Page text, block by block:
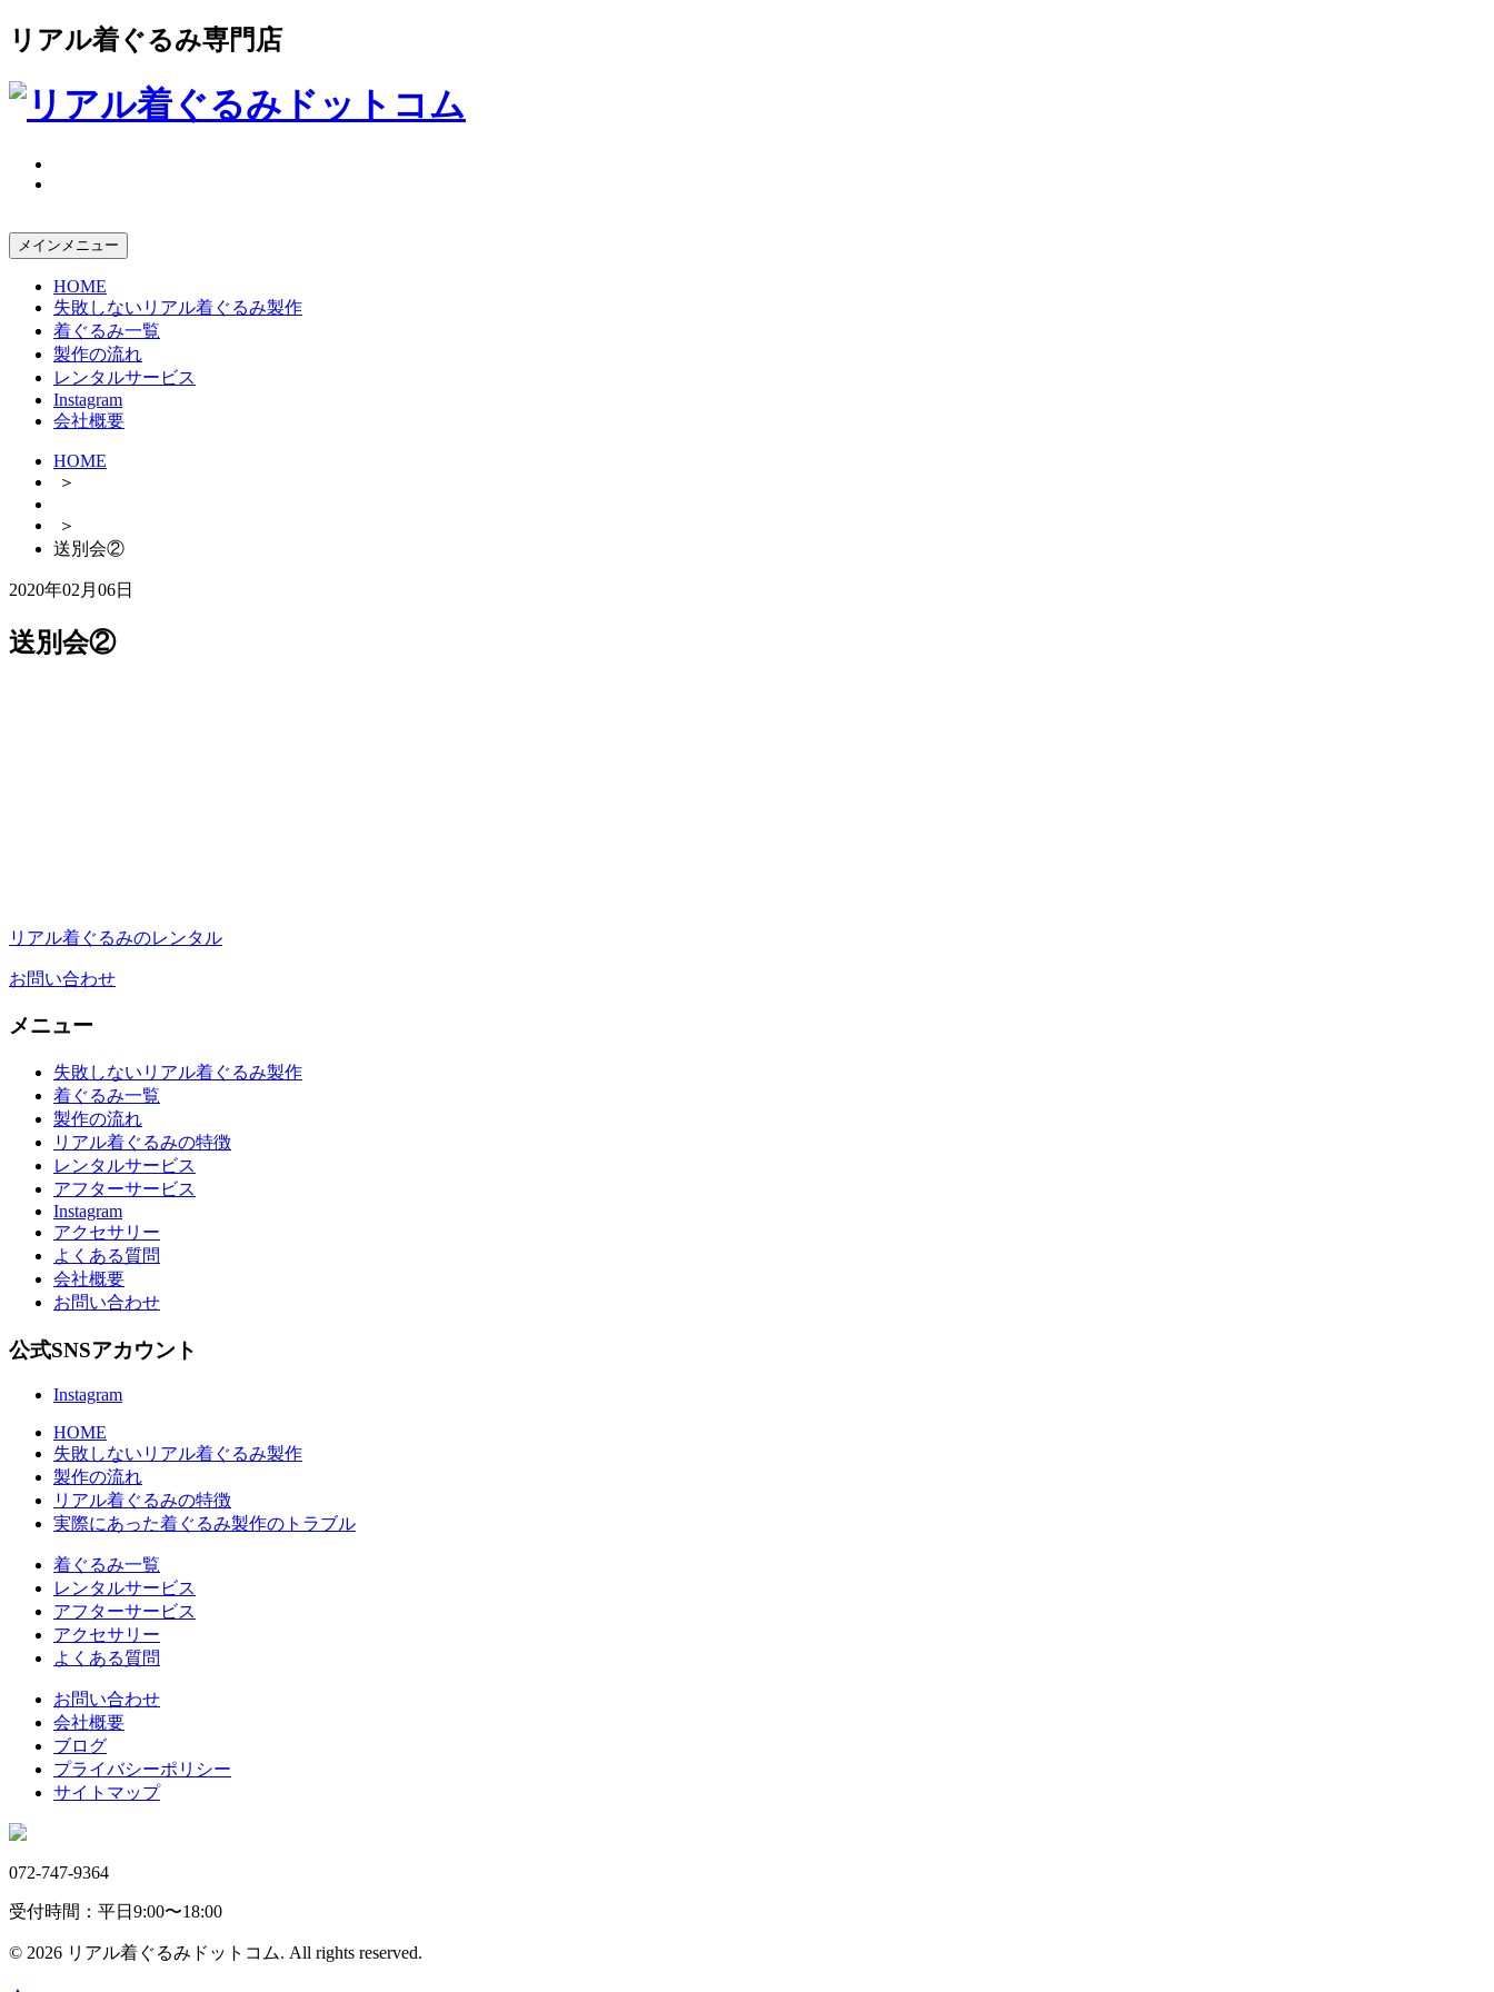
コ
ン
テ
ン
プ
リアル着ぐるみ専門店
メインメニュー
HOME
失敗しないリアル着ぐるみ製作
着ぐるみ一覧
製作の流れ
レンタルサービス
Instagram
会社概要
HOME
＞
＞
送別会②
2020年02月06日
送別会②
リアル着ぐるみのレンタル
お問い合わせ
メニュー
失敗しないリアル着ぐるみ製作
着ぐるみ一覧
製作の流れ
リアル着ぐるみの特徴
レンタルサービス
アフターサービス
Instagram
アクセサリー
よくある質問
会社概要
お問い合わせ
公式SNSアカウント
Instagram
HOME
失敗しないリアル着ぐるみ製作
製作の流れ
リアル着ぐるみの特徴
実際にあった着ぐるみ製作のトラブル
着ぐるみ一覧
レンタルサービス
アフターサービス
アクセサリー
よくある質問
お問い合わせ
会社概要
ブログ
プライバシーポリシー
サイトマップ
072-747-9364
受付時間：平日9:00〜18:00
© 2026 リアル着ぐるみドットコム. All rights reserved.